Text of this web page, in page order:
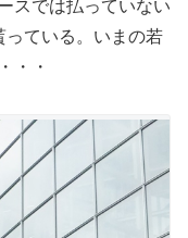
スでは払っていない
ている。いまの若
・・